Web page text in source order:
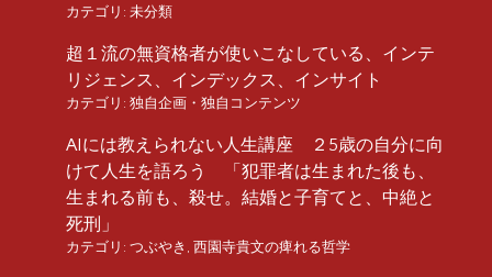
カテゴリ: 未分類
超１流の無資格者が使いこなしている、インテ
リジェンス、インデックス、インサイト
カテゴリ: 独自企画・独自コンテンツ
AIには教えられない人生講座 ２5歳の自分に向
けて人生を語ろう 「犯罪者は生まれた後も、
生まれる前も、殺せ。結婚と子育てと、中絶と
死刑」
カテゴリ: つぶやき , 西園寺貴文の痺れる哲学